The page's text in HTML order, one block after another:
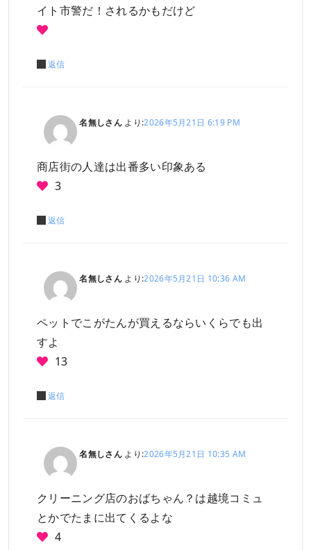
イト市警だ！されるかもだけど
返信
名無しさん より:2026年5月21日 6:19 PM
商店街の人達は出番多い印象ある
3
返信
名無しさん より:2026年5月21日 10:36 AM
ペットでこがたんが買えるならいくらでも出
すよ
13
返信
名無しさん より:2026年5月21日 10:35 AM
クリーニング店のおばちゃん？は越境コミュ
とかでたまに出てくるよな
4